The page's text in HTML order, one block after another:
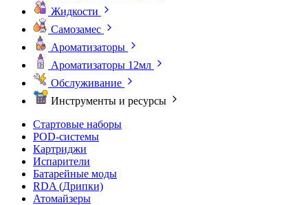
Жидкости
Самозамес
Ароматизаторы
Ароматизаторы 12мл
Обслуживание
Инструменты и ресурсы
Стартовые наборы
POD-системы
Картриджи
Испарители
Батарейные моды
RDA (Дрипки)
Атомайзеры